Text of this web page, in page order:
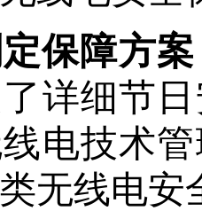
保障方
详细节
电技术
无线电安